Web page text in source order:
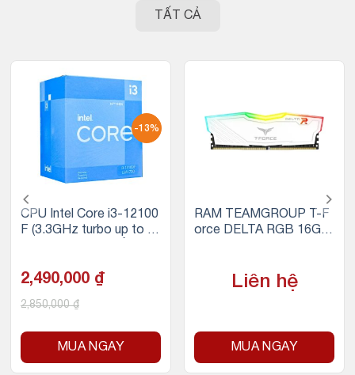
TẤT CẢ
-13%
CPU Intel Core i3-12100
F (3.3GHz turbo up to 4.
2,490,000 ₫
2,850,000₫
MUA NGAY
RAM TEAMGROUP T-F
orce DELTA RGB 16GB
Liên hệ
MUA NGAY